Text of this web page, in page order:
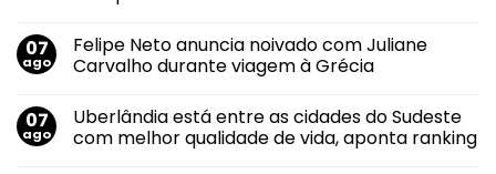
transformar
em
proteção
em
Rebeca
Andrade
nota
do
mundo
07
ago
Felipe Neto anuncia noivado com Juliane
Carvalho durante viagem à Grécia
em
Felipe
Neto
07
ago
Uberlândia está entre as cidades do Sudeste
com melhor qualidade de vida, aponta ranking